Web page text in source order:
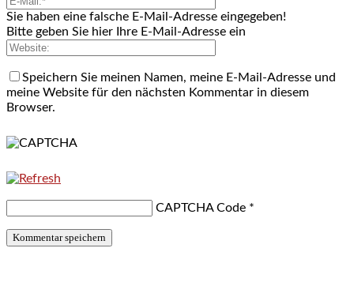
Sie haben eine falsche E-Mail-Adresse eingegeben!
Bitte geben Sie hier Ihre E-Mail-Adresse ein
Speichern Sie meinen Namen, meine E-Mail-Adresse und
meine Website für den nächsten Kommentar in diesem
Browser.
CAPTCHA Code *